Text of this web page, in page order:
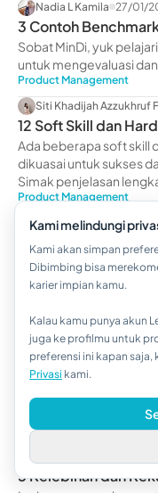
Nadia L Kamila 27/01/
3 Contoh
Bisnis
Sobat MinDi, yuk
untuk mengevaluasi
Product Management
Siti Khadijah Azzukhruf
12 Soft Skill dan
Dikuasai
Ada beberapa soft skill
dikuasai untuk sukses
Simak penjelasan
Product Management
Siti Khadijah Azzukhruf
5 Case Study
Yuk Baca!
Manajemen proyek
mengatasi permasalah
Irhan Hisyam Dwi
Project Based
Manfaat
Project Based
proyek. Pelajari
manfaatnya dalam
Product Management
5 Kelebihan dan
Kami melindungi
Kami akan simpan
Dibimbing bisa
karier impian kamu.
Kalau kamu punya akun
juga ke profilmu untuk
preferensi ini kapan
Privasi kami.